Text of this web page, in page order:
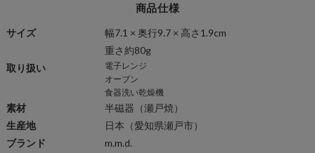
商品仕様
サイズ
幅7.1 × 奥行9.7 × 高さ1.9cm
重さ約80g
取り扱い
電子レンジ
オーブン
食器洗い乾燥機
素材 半磁器 （瀬戸焼）
生産地
日本（愛知県瀬戸市）
ブランド
m.m.d.